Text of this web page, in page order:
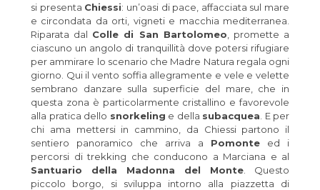
si presenta Chiessi: un’oasi di pace, affacciata sul mare
e circondata da orti, vigneti e macchia mediterranea.
Riparata dal Colle di San Bartolomeo , promette a
ciascuno un angolo di tranquillità dove potersi rifugiare
per ammirare lo scenario che Madre Natura regala ogni
giorno. Qui il vento soffia allegramente e vele e velette
sembrano danzare sulla superficie del mare, che in
questa zona è particolarmente cristallino e favorevole
alla pratica dello snorkeling e della subacquea . E per
chi ama mettersi in cammino, da Chiessi partono il
sentiero panoramico che arriva a Pomonte ed i
percorsi di trekking che conducono a Marciana e al
Santuario della Madonna del Monte . Questo
piccolo borgo, si sviluppa intorno alla piazzetta di